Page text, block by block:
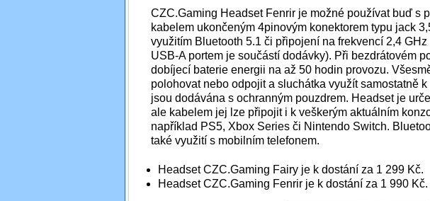
CZC.Gaming Headset Fenrir je možné používat buď s
kabelem ukončeným 4pinovým konektorem typu jack
využitím Bluetooth 5.1 či připojení na frekvencí 2,4
USB-A portem je součástí dodávky). Při bezdrátovém
dobíjecí baterie energii na až 50 hodin provozu.
polohovat nebo odpojit a sluchátka využít samostatně
jsou dodávána s ochranným pouzdrem. Headset je
ale kabelem jej lze připojit i k veškerým aktuálním
například PS5, Xbox Series či Nintendo Switch.
také využití s mobilním telefonem.
Headset CZC.Gaming Fairy je k dostání za 1 299 Kč.
Headset CZC.Gaming Fenrir je k dostání za 1 990 Kč.